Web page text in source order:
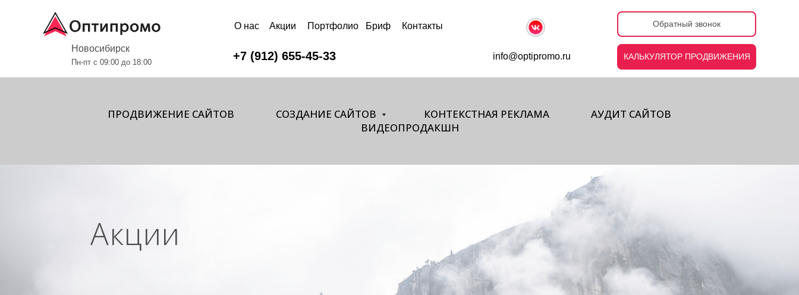
Обратный звонок
Новосибирск
Пн-пт с 09:00 до 18:00 +7 (912) 655-45-33 КАЛЬКУЛЯТОР ПРОДВИЖЕНИЯ
info@optipromo.ru
О нас Акции Портфолио Контакты
Бриф
ПРОДВИЖЕНИЕ САЙТОВ СОЗДАНИЕ САЙТОВ КОНТЕКСТНАЯ РЕКЛАМА
АУДИТ САЙТОВ
ВИДЕОПРОДАКШН
Акции